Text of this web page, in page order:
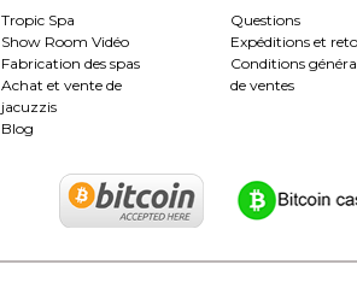
Tropic Spa
Show Room Vidéo
Fabrication des spas
Achat et vente de
jacuzzis
Blog
Questions
Expéditions et
Conditions
de ventes